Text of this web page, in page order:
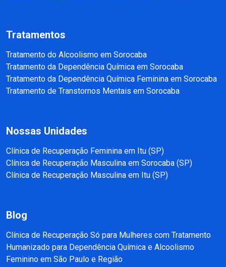
Tratamentos
Tratamento do Alcoolismo em Sorocaba
Tratamento da Dependência Química em Sorocaba
Tratamento da Dependência Química Feminina em Sorocaba
Tratamento de Transtornos Mentais em Sorocaba
Nossas Unidades
Clínica de Recuperação Feminina em Itu (SP)
Clínica de Recuperação Masculina em Sorocaba (SP)
Clínica de Recuperação Masculina em Itu (SP)
Blog
Clínica de Recuperação Só para Mulheres com Tratamento
Humanizado para Dependência Química e Alcoolismo
Feminino em São Paulo e Região